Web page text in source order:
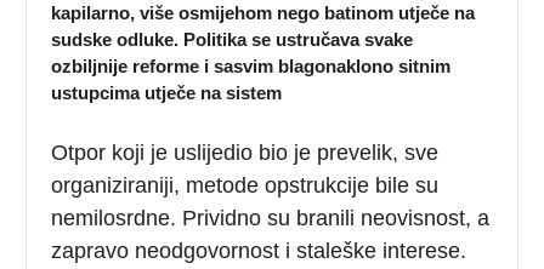
kapilarno, više osmijehom nego batinom utječe na
sudske odluke. Politika se ustručava svake
ozbiljnije reforme i sasvim blagonaklono sitnim
ustupcima utječe na sistem
Otpor koji je uslijedio bio je prevelik, sve
organiziraniji, metode opstrukcije bile su
nemilosrdne. Prividno su branili neovisnost, a
zapravo neodgovornost i staleške interese.